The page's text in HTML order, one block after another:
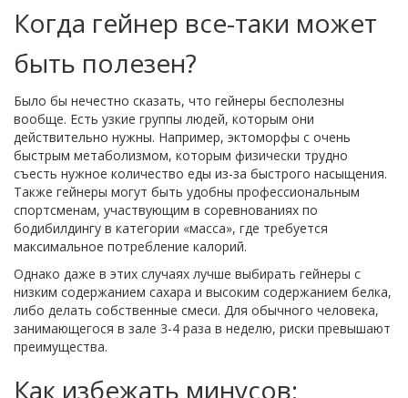
Когда гейнер все-таки может
быть полезен?
Было бы нечестно сказать, что гейнеры бесполезны
вообще. Есть узкие группы людей, которым они
действительно нужны. Например, эктоморфы с очень
быстрым метаболизмом, которым физически трудно
съесть нужное количество еды из-за быстрого насыщения.
Также гейнеры могут быть удобны профессиональным
спортсменам, участвующим в соревнованиях по
бодибилдингу в категории «масса», где требуется
максимальное потребление калорий.
Однако даже в этих случаях лучше выбирать гейнеры с
низким содержанием сахара и высоким содержанием белка,
либо делать собственные смеси. Для обычного человека,
занимающегося в зале 3-4 раза в неделю, риски превышают
преимущества.
Как избежать минусов: